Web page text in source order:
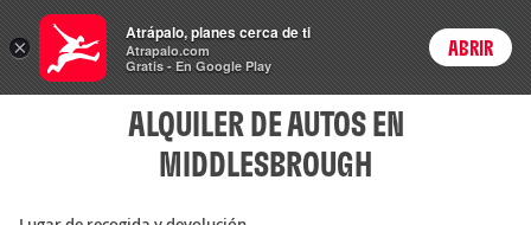
Rent
a Car Login
ALQUILER DE AUTOS EN
MIDDLESBROUGH
×
Atrápalo, planes cerca de ti
Atrapalo.com
Gratis - En Google Play
ABRIR